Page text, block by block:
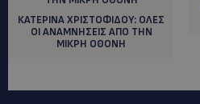
ΚΑΤΕΡΙΝΑ ΧΡΙΣΤΟΦΙΔΟΥ: OΛΕΣ
ΟΙ ΑΝΑΜΝΗΣΕΙΣ ΑΠΟ ΤΗΝ
ΜΙΚΡΗ ΟΘΟΝΗ